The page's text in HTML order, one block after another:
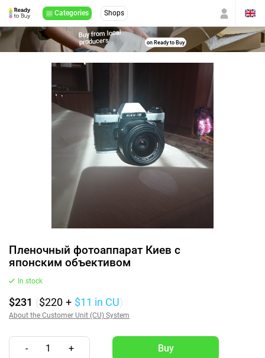
Categories Shops
Buy from local
producers on Ready to Buy
Пленочный фотоаппарат Киев с
японским объективом
In stock
$231 ($220 + $11 in CU)
About the Customer Unit (CU) System
- 1 +